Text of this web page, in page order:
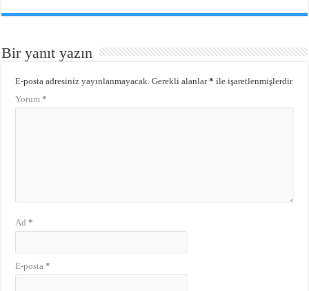
Bir yanıt yazın
E-posta adresiniz yayınlanmayacak. Gerekli alanlar* ile işaretlenmişlerdir
Yorum*
Ad*
E-posta*